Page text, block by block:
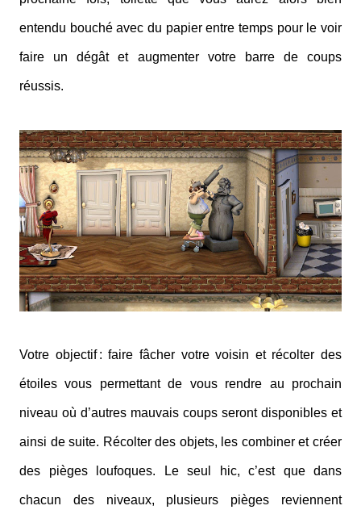
entendu bouché avec du papier entre temps pour le voir
faire un dégât et augmenter votre barre de coups
réussis.
Votre objectif : faire fâcher votre voisin et récolter des
étoiles vous permettant de vous rendre au prochain
niveau où d’autres mauvais coups seront disponibles et
ainsi de suite. Récolter des objets, les combiner et créer
des pièges loufoques. Le seul hic, c’est que dans
chacun des niveaux, plusieurs pièges reviennent